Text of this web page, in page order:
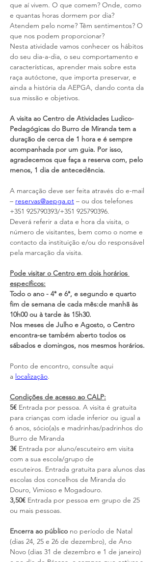
que aí vivem. O que comem? Onde, como
e quantas horas dormem por dia?
Atendem pelo nome? Têm sentimentos? O
que nos podem proporcionar?
Nesta atividade vamos conhecer os hábitos
do seu dia-a-dia, o seu comportamento e
características, aprender mais sobre esta
raça autóctone, que importa preservar, e
ainda a história da AEPGA, dando conta da
sua missão e objetivos.
A visita ao Centro de Atividades Ludico-
Pedagógicas do Burro de Miranda tem a
duração de cerca de 1 hora e é sempre
acompanhada por um guia. Por isso,
agradecemos que faça a reserva com, pelo
menos, 1 dia de antecedência.
A marcação deve ser feita através do e-mail
– reservas@aepga.pt – ou dos telefones
+351 925790393/+351 925790396.
Deverá referir a data e hora da visita, o
número de visitantes, bem como o nome e
contacto da instituição e/ou do responsável
pela marcação da visita.
Pode visitar o Centro em dois horários
específicos:
Todo o ano - 4ª e 6ª, e segundo e quarto
fim de semana de cada mês:de manhã às
10h00 ou à tarde às 15h30.
Nos meses de Julho e Agosto, o Centro
encontra-se também aberto todos os
sábados e domingos, nos mesmos horários.
Ponto de encontro, consulte aqui
a localização.
Condições de acesso ao CALP:
5€ Entrada por pessoa. A visita é gratuita
para crianças com idade inferior ou igual a
6 anos, sócio(a)s e madrinhas/padrinhos do
Burro de Miranda
3€ Entrada por aluno/escuteiro em visita
com a sua escola/grupo de
escuteiros. Entrada gratuita para alunos das
escolas dos concelhos de Miranda do
Douro, Vimioso e Mogadouro.
3,50€ Entrada por pessoa em grupo de 25
ou mais pessoas.
Encerra ao público no período de Natal
(dias 24, 25 e 26 de dezembro), de Ano
Novo (dias 31 de dezembro e 1 de janeiro)